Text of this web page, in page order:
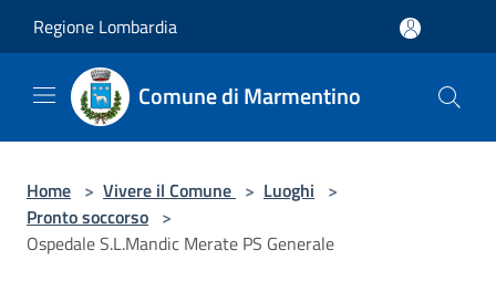
Regione Lombardia
Comune di Marmentino
Home > Vivere il Comune > Luoghi >
Pronto soccorso >
Ospedale S.L.Mandic Merate PS Generale